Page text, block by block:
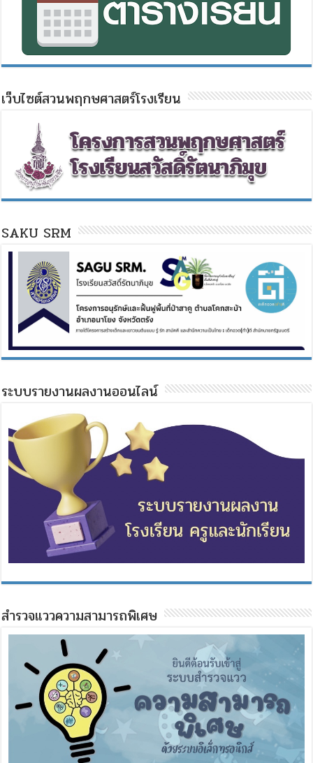
เว็บไซต์สวนพฤกษศาสตร์โรงเรียน
SAKU SRM
ระบบรายงานผลงานออนไลน์
สำรวจแววความสามารถพิเศษ